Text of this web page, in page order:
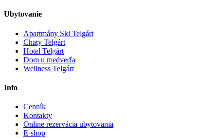
Ubytovanie
Apartmány Ski Telgárt
Chaty Telgárt
Hotel Telgárt
Dom u medveďa
Wellness Telgárt
Info
Cenník
Kontakty
Online rezervácia ubytovania
E-shop